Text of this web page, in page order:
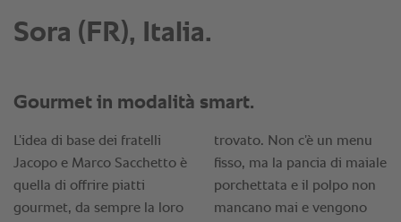
Sora (FR), Italia.